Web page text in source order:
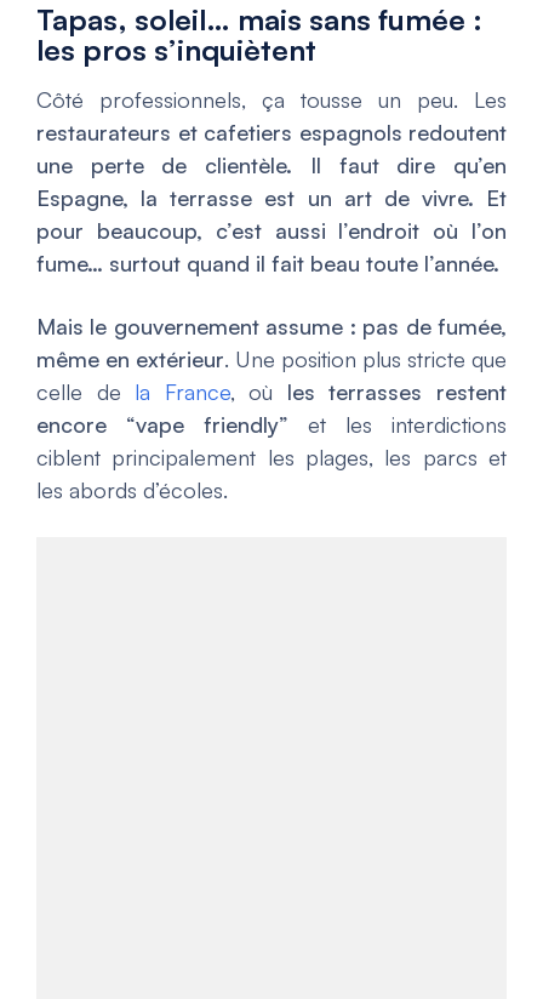
Tapas, soleil… mais sans fumée :
les pros s’inquiètent
Côté professionnels, ça tousse un peu. Les
restaurateurs et cafetiers espagnols redoutent
une perte de clientèle. Il faut dire qu’en
Espagne, la terrasse est un art de vivre. Et
pour beaucoup, c’est aussi l’endroit où l’on
fume… surtout quand il fait beau toute l’année.
Mais le gouvernement assume : pas de fumée,
même en extérieur. Une position plus stricte que
celle de la France, où les terrasses restent
encore “vape friendly” et les interdictions
ciblent principalement les plages, les parcs et
les abords d’écoles.